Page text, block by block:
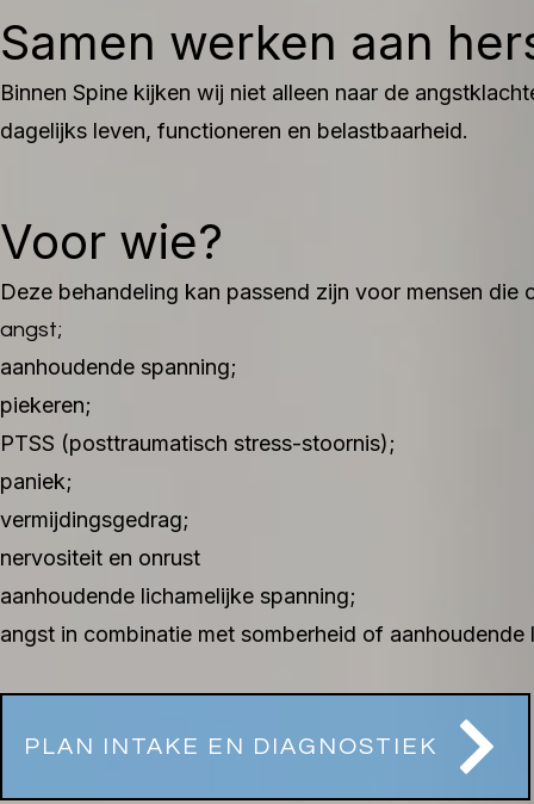
Samen werken aan
Binnen Spine kijken wij niet alleen naar de
dagelijks leven, functioneren en belastbaarheid.
Voor wie?
Deze behandeling kan passend zijn voor mensen die
angst;
aanhoudende spanning;
piekeren;
PTSS (posttraumatisch stress-stoornis);
paniek;
vermijdingsgedrag;
nervositeit en onrust
aanhoudende lichamelijke spanning;
angst in combinatie met somberheid of aanhoudende
PLAN INTAKE EN DIAGNOSTIEK